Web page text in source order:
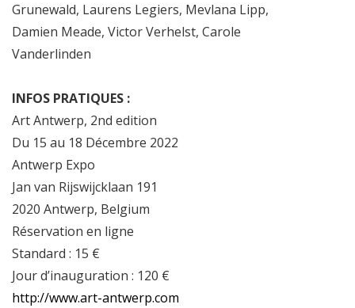
Grunewald, Laurens Legiers, Mevlana Lipp,
Damien Meade, Victor Verhelst, Carole
Vanderlinden
INFOS PRATIQUES :
Art Antwerp, 2nd edition
Du 15 au 18 Décembre 2022
Antwerp Expo
Jan van Rijswijcklaan 191
2020 Antwerp, Belgium
Réservation en ligne
Standard : 15 €
Jour d’inauguration : 120 €
http://www.art-antwerp.com